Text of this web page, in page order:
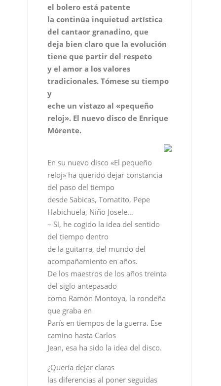
el bolero está patente
la continúa inquietud artística
del cantaor granadino, que
deja bien claro que la evolución
tiene que partir del respeto
y el amor a los valores
tradicionales. Tómese su tiempo
y
eche un vistazo al «pequeño
reloj». El nuevo disco de Enrique
Mórente.
En su nuevo disco «El pequeño
reloj» ha querido dejar constancia
del paso del tiempo
desde Sabicas, Tomatito, Pepe
Habichuela, Niño Josele…
– Sí, he cogido la idea del sentido
del tiempo dentro
de la guitarra, del mundo del
acompañamiento en años.
De los maestros de los años treinta
del siglo antepasado
como Ramón Montoya, la rondeña
que graba en
París en tiempos de la guerra. Ese
camino hasta Carlos
Jean, esa ha sido la idea del disco.
¿Quería dejar claras
las diferencias al poner seguidas